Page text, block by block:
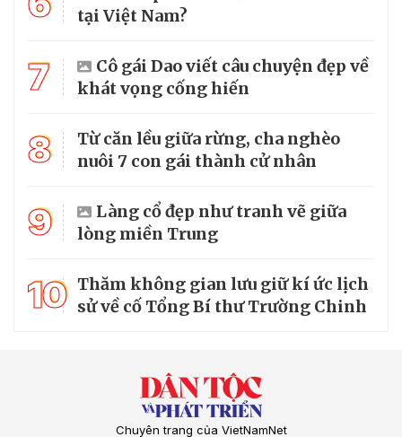
tại Việt Nam?
7
Cô gái Dao viết câu chuyện đẹp về
khát vọng cống hiến
8
Từ căn lều giữa rừng, cha nghèo
nuôi 7 con gái thành cử nhân
9
Làng cổ đẹp như tranh vẽ giữa
lòng miền Trung
10 Thăm không gian lưu giữ kí ức lịch
sử về cố Tổng Bí thư Trường Chinh
Chuyên trang của VietNamNet